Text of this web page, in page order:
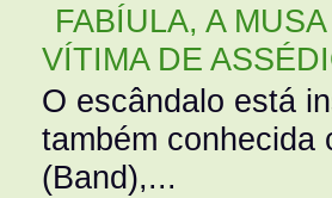
FABÍULA, A
VÍTIMA DE
O escândalo está
também conhecida
(Band),...